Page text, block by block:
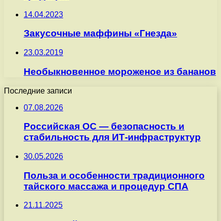
14.04.2023
Закусочные маффины «Гнезда»
23.03.2019
Необыкновенное мороженое из бананов
Последние записи
07.08.2026
Российская ОС — безопасность и
стабильность для ИТ-инфраструктур
30.05.2026
Польза и особенности традиционного
тайского массажа и процедур СПА
21.11.2025